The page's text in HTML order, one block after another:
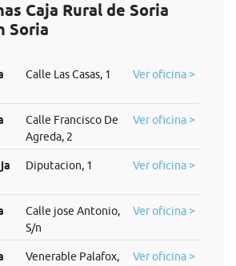
Caja Rural de Soria
Soria
Calle Las Casas, 1 Ver oficina >
Calle Francisco De
Agreda, 2
Ver oficina >
Diputacion, 1 Ver oficina >
Calle jose Antonio,
S/n
Ver oficina >
Venerable Palafox,
Ver oficina >